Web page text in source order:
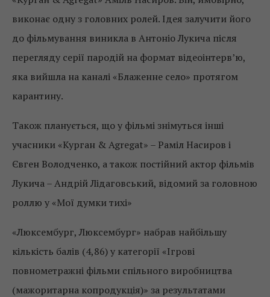
виконає одну з головних ролей. Ідея залучити його
до фільмування виникла в Антоніо Лукича після
перегляду серії пародій на формат відеоінтерв’ю,
яка вийшла на каналі «Блаженне село» протягом
карантину.
Також планується, що у фільмі знімуться інші
учасники «Курган & Agregat» – Раміл Насиров і
Євген Володченко, а також постійний актор фільмів
Лукича – Андрій Лідаговський, відомий за головною
роллю у «Мої думки тихі»
«Люксембург, Люксембург» набрав найбільшу
кількість балів (4,86) у категорії «Ігрові
повнометражні фільми спільного виробництва
(мажоритарна копродукція)» за результатами